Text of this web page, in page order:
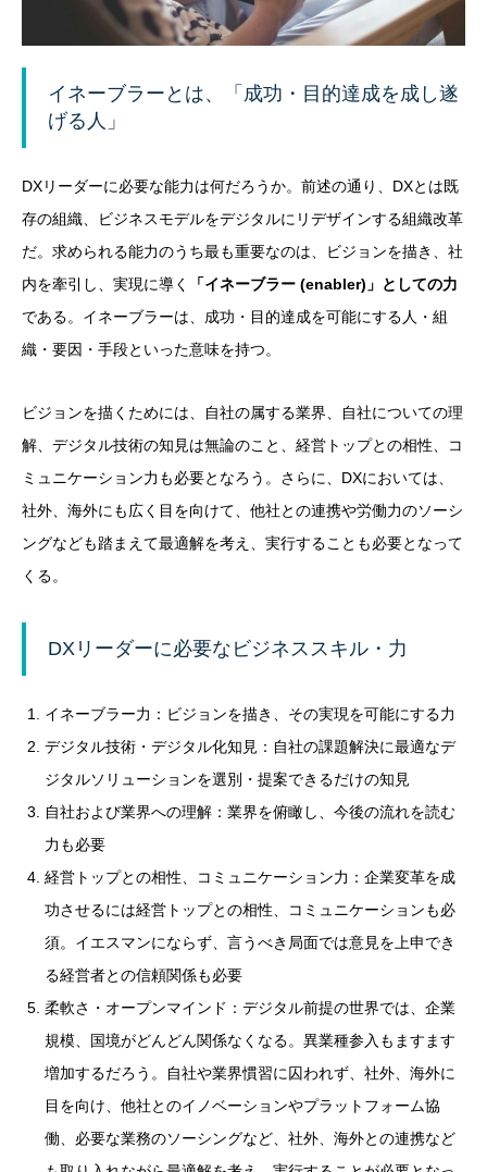
イネーブラーとは、「成功・目的達成を成し遂
げる人」
DXリーダーに必要な能力は何だろうか。前述の通り、DXとは既
存の組織、ビジネスモデルをデジタルにリデザインする組織改革
だ。求められる能力のうち最も重要なのは、ビジョンを描き、社
内を牽引し、実現に導く
「イネーブラー (enabler)」としての力
である。イネーブラーは、成功・目的達成を可能にする人・組
織・要因・手段といった意味を持つ。
ビジョンを描くためには、自社の属する業界、自社についての理
解、デジタル技術の知見は無論のこと、経営トップとの相性、コ
ミュニケーション力も必要となろう。さらに、DXにおいては、
社外、海外にも広く目を向けて、他社との連携や労働力のソーシ
ングなども踏まえて最適解を考え、実行することも必要となって
くる。
DXリーダーに必要なビジネススキル・力
イネーブラー力：ビジョンを描き、その実現を可能にする力
デジタル技術・デジタル化知見：自社の課題解決に最適なデ
ジタルソリューションを選別・提案できるだけの知見
自社および業界への理解：業界を俯瞰し、今後の流れを読む
力も必要
経営トップとの相性、コミュニケーション力：企業変革を成
功させるには経営トップとの相性、コミュニケーションも必
須。イエスマンにならず、言うべき局面では意見を上申でき
る経営者との信頼関係も必要
柔軟さ・オープンマインド：デジタル前提の世界では、企業
規模、国境がどんどん関係なくなる。異業種参入もますます
増加するだろう。自社や業界慣習に囚われず、社外、海外に
目を向け、他社とのイノベーションやプラットフォーム協
働、必要な業務のソーシングなど、社外、海外との連携など